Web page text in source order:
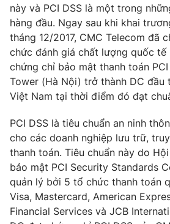
® Cấm sao chép dưới mọi hình thức
thuận bằng văn bản. Ghi rõ nguồn
thông tin từ website này.
này và PCI DSS là một trong
hàng đầu. Ngay sau khi khai
tháng 12/2017, CMC Telecom đã
chức đánh giá chất lượng quốc tế
chứng chỉ bảo mật thanh toán PCI
Tower (Hà Nội) trở thành DC đầu
Việt Nam tại thời điểm đó đạt
PCI DSS là tiêu chuẩn an ninh
cho các doanh nghiệp lưu trữ,
thanh toán. Tiêu chuẩn này do
bảo mật PCI Security Standards
quản lý bởi 5 tổ chức thanh toán
Visa, Mastercard, American
Financial Services và JCB